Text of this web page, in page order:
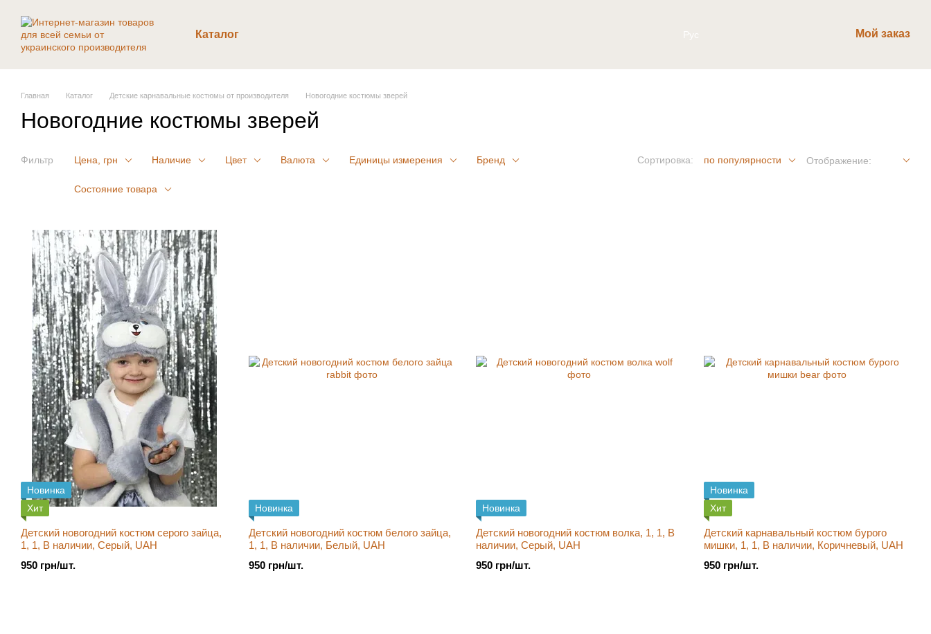
Каталог Рус Мой заказ
Главная Каталог Детские карнавальные костюмы от производителя Новогодние костюмы зверей
Новогодние костюмы зверей
Фильтр Цена, грн Наличие Цвет Валюта Единицы измерения Бренд
Состояние товара
Сортировка: по популярности Отображение:
Новинка
Хит
Детский новогодний костюм серого зайца,
1, 1, В наличии, Серый, UAH
950 грн/шт.
Новинка
Детский новогодний костюм белого зайца,
1, 1, В наличии, Белый, UAH
950 грн/шт.
Новинка
Детский новогодний костюм волка, 1, 1, В
наличии, Серый, UAH
950 грн/шт.
Новинка
Хит
Детский карнавальный костюм бурого
мишки, 1, 1, В наличии, Коричневый, UAH
950 грн/шт.